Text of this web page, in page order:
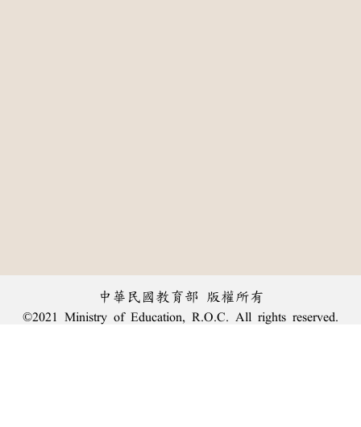
中華民國教育部 版權所有
©2021 Ministry of Education, R.O.C. All rights reserved.